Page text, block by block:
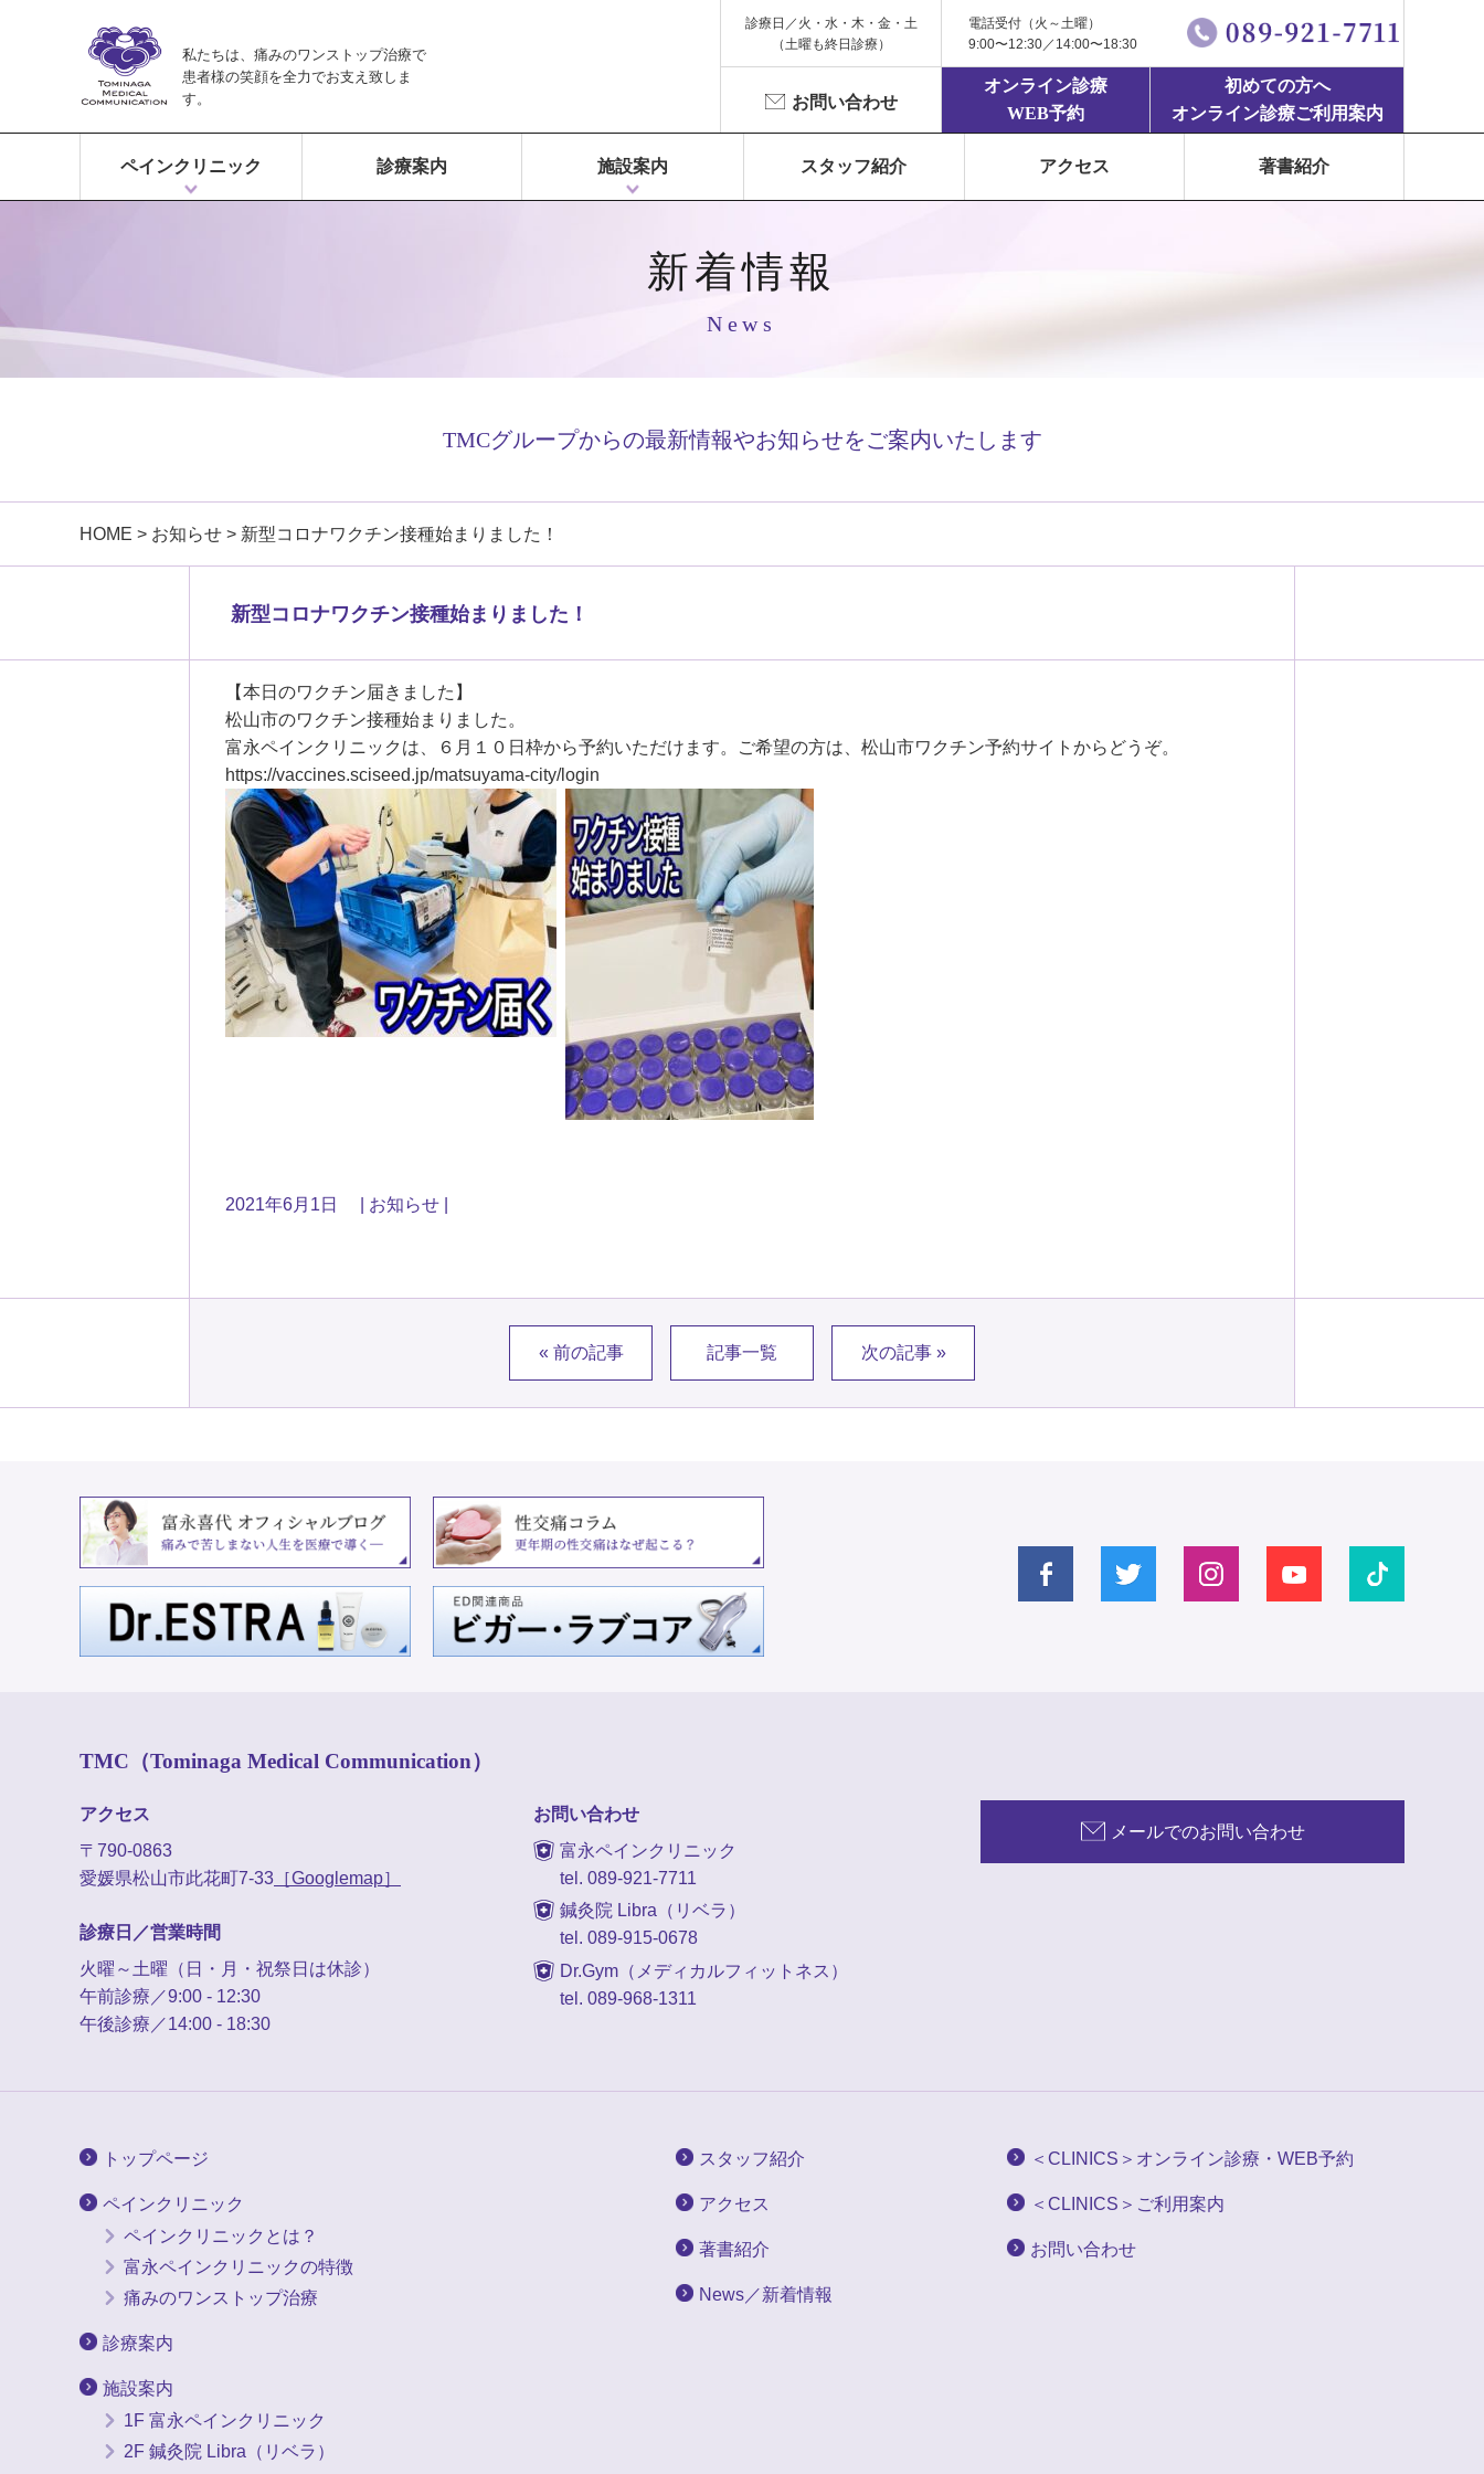
私たちは、痛みのワンストップ治療で
患者様の笑顔を全力でお支え致しま
す。
診療日／火・水・木・金・土
（土曜も終日診療）
電話受付（火～土曜）
9:00〜12:30／14:00〜18:30
お問い合わせ
オンライン診療
WEB予約
初めての方へ
オンライン診療ご利用案内
ペインクリニック 診療案内 施設案内 スタッフ紹介 アクセス 著書紹介
新着情報
News
TMCグループからの最新情報やお知らせをご案内いたします
HOME > お知らせ > 新型コロナワクチン接種始まりました！
新型コロナワクチン接種始まりました！
【本日のワクチン届きました】
松山市のワクチン接種始まりました。
富永ペインクリニックは、６月１０日枠から予約いただけます。ご希望の方は、松山市ワクチン予約サイトからどうぞ。
https://vaccines.sciseed.jp/matsuyama-city/login
2021年6月1日 お知らせ
« 前の記事 記事一覧 次の記事 »
TMC（Tominaga Medical Communication）
アクセス
〒790-0863
愛媛県松山市此花町7-33 ［Googlemap］
診療日／営業時間
火曜～土曜（日・月・祝祭日は休診）
午前診療／9:00 - 12:30
午後診療／14:00 - 18:30
お問い合わせ
富永ペインクリニック
tel. 089-921-7711
鍼灸院 Libra（リベラ）
tel. 089-915-0678
Dr.Gym（メディカルフィットネス）
tel. 089-968-1311
メールでのお問い合わせ
トップページ
ペインクリニック
ペインクリニックとは？
富永ペインクリニックの特徴
痛みのワンストップ治療
診療案内
施設案内
1F 富永ペインクリニック
2F 鍼灸院 Libra（リベラ）
スタッフ紹介
アクセス
著書紹介
News／新着情報
＜CLINICS＞オンライン診療・WEB予約
＜CLINICS＞ご利用案内
お問い合わせ